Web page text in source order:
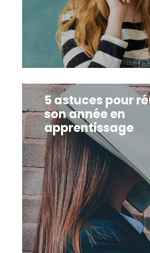
5 astuces pour
son année en
apprentissage
5 astuces pour réussir son année